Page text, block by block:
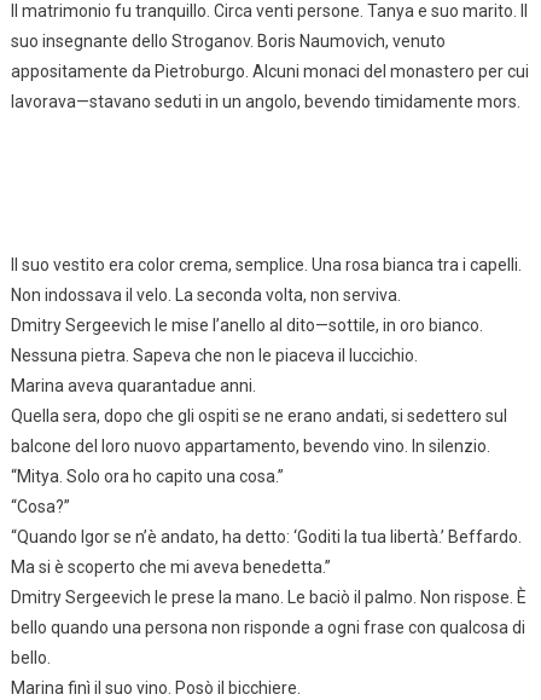
Il matrimonio fu tranquillo. Circa venti persone. Tanya e suo marito. Il
suo insegnante dello Stroganov. Boris Naumovich, venuto
appositamente da Pietroburgo. Alcuni monaci del monastero per cui
lavorava—stavano seduti in un angolo, bevendo timidamente mors.
Il suo vestito era color crema, semplice. Una rosa bianca tra i capelli.
Non indossava il velo. La seconda volta, non serviva.
Dmitry Sergeevich le mise l’anello al dito—sottile, in oro bianco.
Nessuna pietra. Sapeva che non le piaceva il luccichio.
Marina aveva quarantadue anni.
Quella sera, dopo che gli ospiti se ne erano andati, si sedettero sul
balcone del loro nuovo appartamento, bevendo vino. In silenzio.
“Mitya. Solo ora ho capito una cosa.”
“Cosa?”
“Quando Igor se n’è andato, ha detto: ‘Goditi la tua libertà.’ Beffardo.
Ma si è scoperto che mi aveva benedetta.”
Dmitry Sergeevich le prese la mano. Le baciò il palmo. Non rispose. È
bello quando una persona non risponde a ogni frase con qualcosa di
bello.
Marina finì il suo vino. Posò il bicchiere.